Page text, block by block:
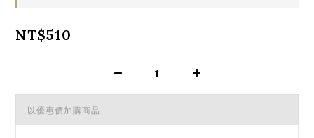
NT$510
以優惠價加購商品